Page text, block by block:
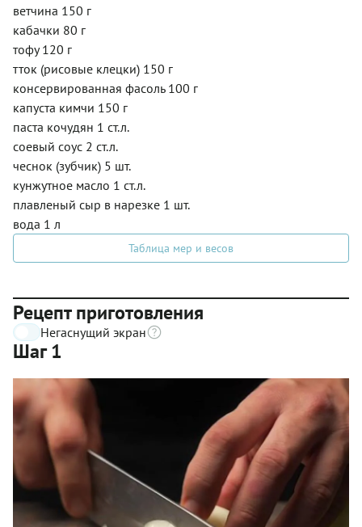
ветчина 150 г
кабачки 80 г
тофу 120 г
тток (рисовые клецки) 150 г
консервированная фасоль 100 г
капуста кимчи 150 г
паста кочудян 1 ст.л.
соевый соус 2 ст.л.
чеснок (зубчик) 5 шт.
кунжутное масло 1 ст.л.
плавленый сыр в нарезке 1 шт.
вода 1 л
Таблица мер и весов
Рецепт приготовления
Негаснущий экран
Шаг 1